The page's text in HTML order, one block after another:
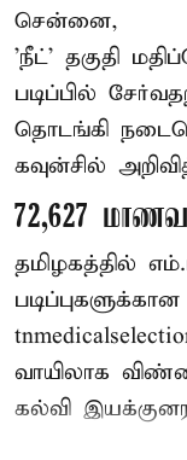
சென்னை,
'நீட்' தகுதி
படிப்பில்
தொடங்கி
கவுன்சில்
72,627
தமிழகத்தில்
வாயிலாக
கல்வி